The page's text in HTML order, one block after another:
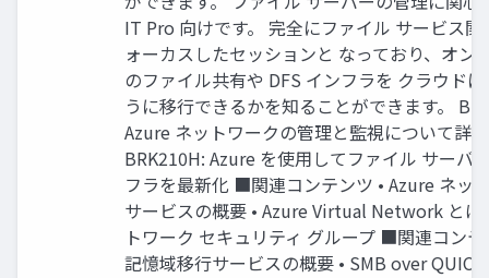
IT Pro 向けです。 完全にファイル サービス関
ォーカスしたセッションと なっており、オン
のファイル共有や DFS インフラを クラウド
うに移行できるかを知ることができます。
Azure ネットワークの管理と監視について詳
BRK210H: Azure を使用してファイル サーバ
フラを最新化 ■関連コンテンツ • Azure ネッ
サービスの概要 • Azure Virtual Network とは
トワーク セキュリティ グループ ■関連コンテ
記憶域移行サービスの概要 • SMB over QUIC